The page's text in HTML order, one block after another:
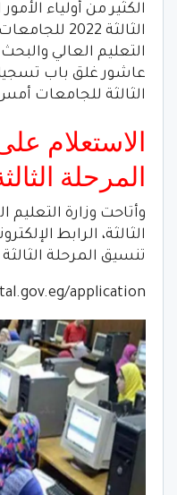
الكثير من أولياء
الثالثة
التعليم العالي
عاشور غلق باب
الثالثة للجامعات أمس
الاستعلام
المرحلة الثالثة
وأتاحت وزارة
الثالثة، الرابط
تنسيق المرحلة
application/